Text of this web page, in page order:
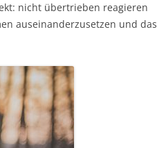
nicht übertrieben reagieren
auseinanderzusetzen und das